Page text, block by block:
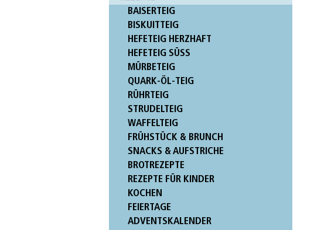
BAISERTEIG
BISKUITTEIG
HEFETEIG HERZHAFT
HEFETEIG SÜSS
MÜRBETEIG
QUARK-ÖL-TEIG
RÜHRTEIG
STRUDELTEIG
WAFFELTEIG
FRÜHSTÜCK & BRUNCH
SNACKS & AUFSTRICHE
BROTREZEPTE
REZEPTE FÜR KINDER
KOCHEN
FEIERTAGE
ADVENTSKALENDER